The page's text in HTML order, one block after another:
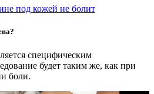
под кожей не болит
специфическим
будет таким же, как при
боли.